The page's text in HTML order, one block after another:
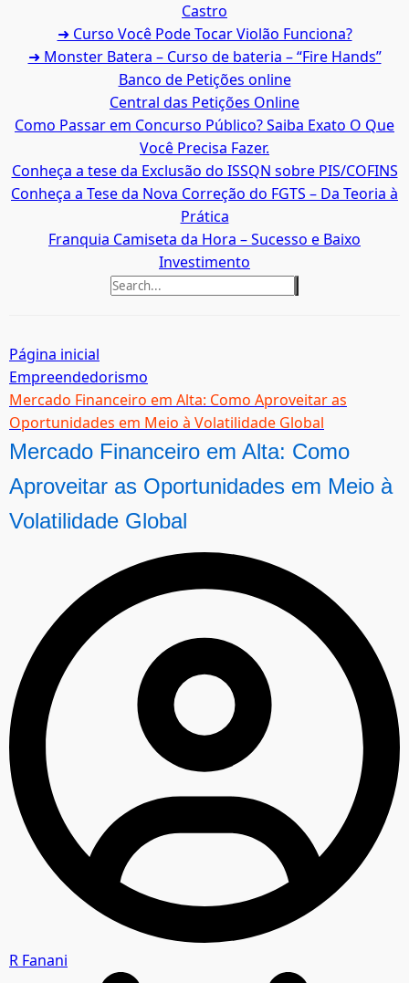
Castro
➜ Curso Você Pode Tocar Violão Funciona?
➜ Monster Batera – Curso de bateria – “Fire Hands”‎
Banco de Petições online
Central das Petições Online
Como Passar em Concurso Público? Saiba Exato O Que
Você Precisa Fazer.
Conheça a tese da Exclusão do ISSQN sobre PIS/COFINS
Conheça a Tese da Nova Correção do FGTS – Da Teoria à
Prática
Franquia Camiseta da Hora – Sucesso e Baixo
Investimento
Página inicial
Empreendedorismo
Mercado Financeiro em Alta: Como Aproveitar as
Oportunidades em Meio à Volatilidade Global
Mercado Financeiro em Alta: Como
Aproveitar as Oportunidades em Meio à
Volatilidade Global
R Fanani